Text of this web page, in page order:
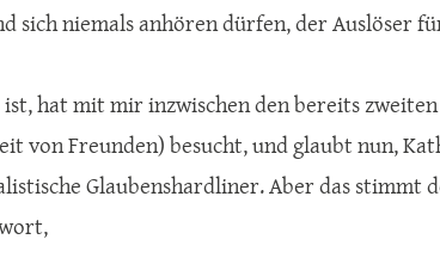
sich niemals anhören dürfen, der Auslöser
hat mit mir inzwischen den bereits
von Freunden) besucht, und glaubt nun,
Glaubenshardliner. Aber das stimmt